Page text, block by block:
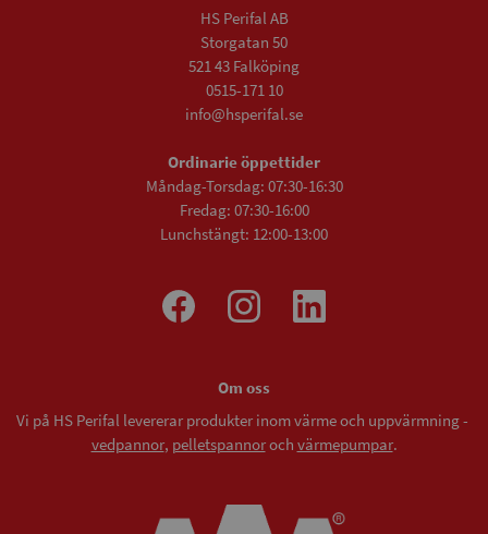
HS Perifal AB
Storgatan 50
521 43 Falköping
0515-171 10
info@hsperifal.se
Ordinarie öppettider
Måndag-Torsdag: 07:30-16:30
Fredag: 07:30-16:00
Lunchstängt: 12:00-13:00
Om oss
Vi på HS Perifal levererar produkter inom värme och uppvärmning -
vedpannor, pelletspannoroch värmepumpar.